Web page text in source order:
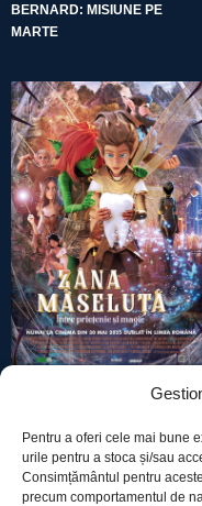
Pentru a oferi cele mai bune
urile pentru a stoca și/sau
Consimțământul pentru
precum comportamentul de
BERNARD: MISIUNE PE
MARTE
ZÂNA MĂSELUȚĂ: ÎNTRE